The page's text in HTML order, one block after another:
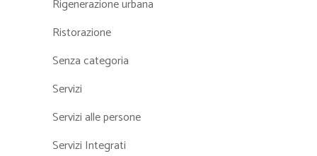
Rigenerazione urbana
Ristorazione
Senza categoria
Servizi
Servizi alle persone
Servizi Integrati